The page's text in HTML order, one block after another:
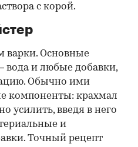
с корой.
варки. Основные
вода и любые добавки,
Обычно ими
компоненты: крахмал
усилить, введя в него
и
Точный рецепт